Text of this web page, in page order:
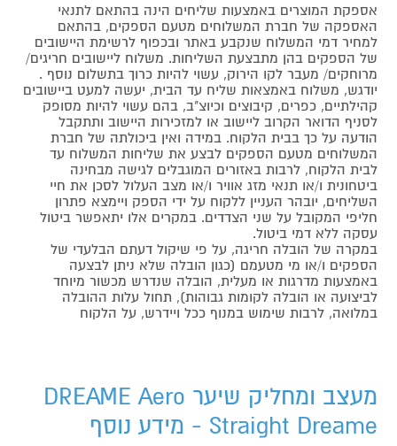
אספקת המוצרים באמצעות שליחים הינה בהתאם לתנאי
האספקה של חברת המשלוחים מטעם הספקים, בהתאם
למחיר דמי המשלוח שנקבע באתר ובכפוף לרשימת היישובים
של הספקים בהן מתבצעת השליחות. משלוח ליישובים חריגים/
מרוחקים/ מעבר לקו הירוק, עשוי להיות כרוך בתשלום נוסף .
יודגש, משלוח באמצאות שליח עד הבית, יעשה למעט ביישובים
קהילתיים, כפרים, קיבוצים וכיוצ"ב, בהם עשוי להיות מסופק
לסניף הדואר הקרוב ליישוב או למזכירות היישוב ותתקבל
הודעה על כך בבית הלקוח. במידה ואין ביכולתה של חברת
המשלוחים מטעם הספקים לבצע את שליחות המשלוח עד
לבית הלקוח, לרבות באזורים המוגבלים לגישה מבחינה
ביטחונית ו/או תנאי מזג אוויר ו/או מצב העלול לסכן את חיי
השליחים, יובהר העניין ללקוח על ידי הספק ויימצא פתרון
חליפי המקובל על שני הצדדים. במקרים אלו יתאפשר ביטול
עסקה ללא דמי ביטול.
במקרה של הובלה חריגה, על פי שיקול דעתם הבלעדי של
הספקים ו/או מי מטעמם (כגון הובלה שלא ניתן לבצעה
באמצעות מדרגות או מעלית, הובלה שנדרש מכשור מיוחד
לביצועה או הובלה לקומות גבוהות), תחול עלות ההובלה
במלואה, לרבות שימוש במנוף ככל ויידרש, על הלקוח
מעצב ומחליק שיער DREAME Aero
Straight Dreame - מידע נוסף